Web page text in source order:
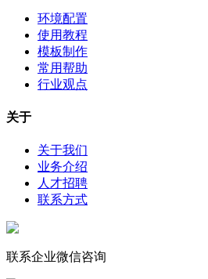
环境配置
使用教程
模板制作
常用帮助
行业观点
关于
关于我们
业务介绍
人才招聘
联系方式
联系企业微信咨询